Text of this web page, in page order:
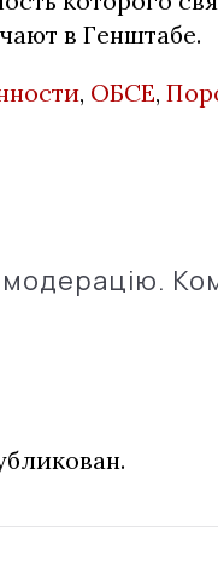
в Генштабе.
, ОБСЕ,